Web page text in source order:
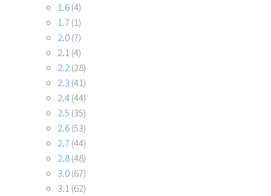
1.6(4)
1.7 (1)
2.0(7)
2.1 (4)
2.2 (28)
2.3 (41)
2.4(44)
2.5 (35)
2.6(53)
2.7 (44)
2.8(48)
3.0(67)
3.1 (62)